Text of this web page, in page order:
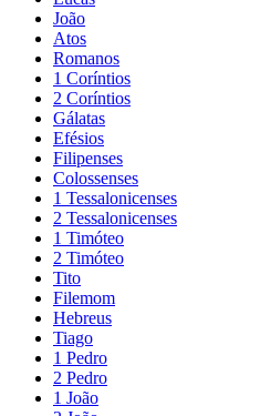
João
Atos
Romanos
1 Coríntios
2 Coríntios
Gálatas
Efésios
Filipenses
Colossenses
1 Tessalonicenses
2 Tessalonicenses
1 Timóteo
2 Timóteo
Tito
Filemom
Hebreus
Tiago
1 Pedro
2 Pedro
1 João